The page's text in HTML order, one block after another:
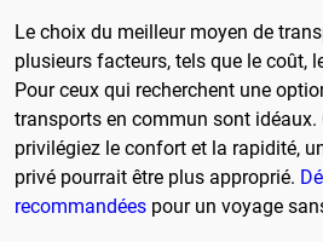
Le choix du meilleur moyen de
plusieurs facteurs, tels que le coût,
Pour ceux qui recherchent une
transports en commun sont idéaux.
privilégiez le confort et la rapidité,
privé pourrait être plus approprié.
recommandées pour un voyage